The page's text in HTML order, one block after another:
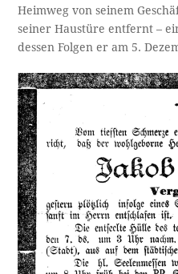
Heimweg von seinem
seiner Haustüre entfernt –
dessen Folgen er am 5.